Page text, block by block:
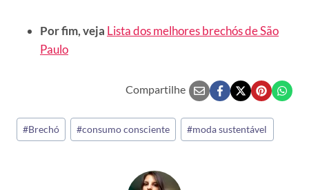
Por fim, veja Lista dos melhores brechós de São
Paulo
Compartilhe
Tags
do
#Brechó #consumo consciente #moda sustentável